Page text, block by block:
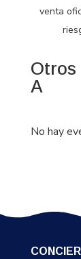
venta
Otros
A
No hay